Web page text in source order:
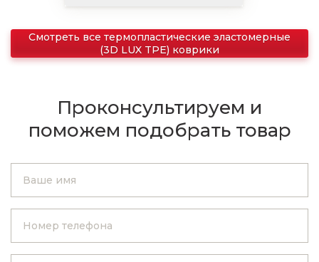
Смотреть все термопластические эластомерные
(3D LUX TPE) коврики
Проконсультируем и
поможем подобрать товар